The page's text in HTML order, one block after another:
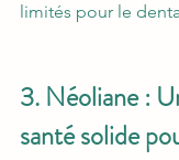
limités pour le
3. Néoliane :
santé solide